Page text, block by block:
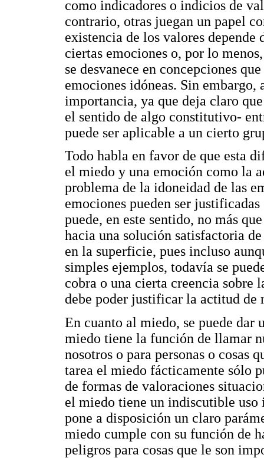
como indicadores o indicios de
contrario, otras juegan un papel
existencia de los valores depende
ciertas emociones o, por lo
se desvanece en concepciones
emociones idóneas. Sin embargo,
importancia, ya que deja claro
el sentido de algo constitutivo-
puede ser aplicable a un cierto
Todo habla en favor de que esta
el miedo y una emoción como la
problema de la idoneidad de las
emociones pueden ser
puede, en este sentido, no más
hacia una solución satisfactoria
en la superficie, pues incluso
simples ejemplos, todavía se
cobra o una cierta creencia sobre
debe poder justificar la actitud de
En cuanto al miedo, se puede dar
miedo tiene la función de llamar
nosotros o para personas o cosas
tarea el miedo fácticamente sólo
de formas de valoraciones
el miedo tiene un indiscutible
pone a disposición un claro
miedo cumple con su función de
peligros para cosas que le son